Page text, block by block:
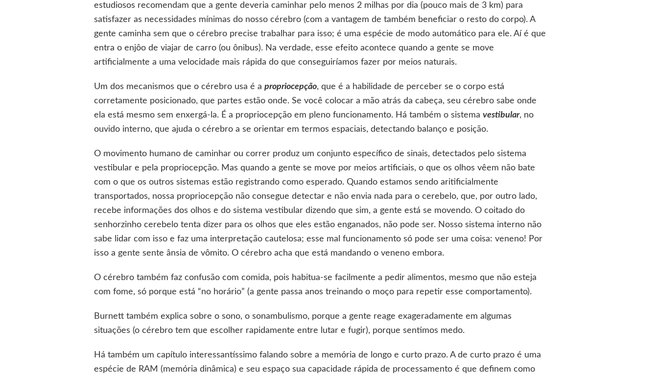
estudiosos recomendam que a gente deveria caminhar pelo menos 2 milhas por dia (pouco mais de 3 km) para
satisfazer as necessidades mínimas do nosso cérebro (com a vantagem de também beneficiar o resto do corpo). A
gente caminha sem que o cérebro precise trabalhar para isso; é uma espécie de modo automático para ele. Aí é que
entra o enjôo de viajar de carro (ou ônibus). Na verdade, esse efeito acontece quando a gente se move
artificialmente a uma velocidade mais rápida do que conseguiríamos fazer por meios naturais.
Um dos mecanismos que o cérebro usa é a propriocepção, que é a habilidade de perceber se o corpo está
corretamente posicionado, que partes estão onde. Se você colocar a mão atrás da cabeça, seu cérebro sabe onde
ela está mesmo sem enxergá-la. É a propriocepção em pleno funcionamento. Há também o sistema vestibular, no
ouvido interno, que ajuda o cérebro a se orientar em termos espaciais, detectando balanço e posição.
O movimento humano de caminhar ou correr produz um conjunto específico de sinais, detectados pelo sistema
vestibular e pela propriocepção. Mas quando a gente se move por meios artificiais, o que os olhos vêem não bate
com o que os outros sistemas estão registrando como esperado. Quando estamos sendo aritificialmente
transportados, nossa propriocepção não consegue detectar e não envia nada para o cerebelo, que, por outro lado,
recebe informações dos olhos e do sistema vestibular dizendo que sim, a gente está se movendo. O coitado do
senhorzinho cerebelo tenta dizer para os olhos que eles estão enganados, não pode ser. Nosso sistema interno não
sabe lidar com isso e faz uma interpretação cautelosa; esse mal funcionamento só pode ser uma coisa: veneno! Por
isso a gente sente ânsia de vômito. O cérebro acha que está mandando o veneno embora.
O cérebro também faz confusão com comida, pois habitua-se facilmente a pedir alimentos, mesmo que não esteja
com fome, só porque está “no horário” (a gente passa anos treinando o moço para repetir esse comportamento).
Burnett também explica sobre o sono, o sonambulismo, porque a gente reage exageradamente em algumas
situações (o cérebro tem que escolher rapidamente entre lutar e fugir), porque sentimos medo.
Há também um capítulo interessantíssimo falando sobre a memória de longo e curto prazo. A de curto prazo é uma
espécie de RAM (memória dinâmica) e seu espaço sua capacidade rápida de processamento é que definem como